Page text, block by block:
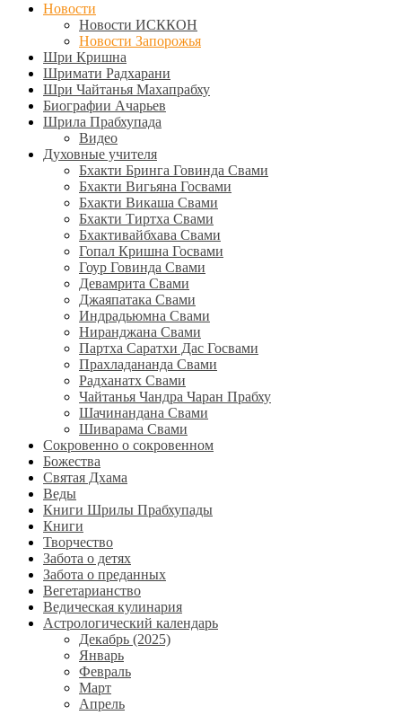
Новости
Новости ИСККОН
Новости Запорожья
Шри Кришна
Шримати Радхарани
Шри Чайтанья Махапрабху
Биографии Ачарьев
Шрила Прабхупада
Видео
Духовные учителя
Бхакти Бринга Говинда Свами
Бхакти Вигьяна Госвами
Бхакти Викаша Свами
Бхакти Тиртха Свами
Бхактивайбхава Свами
Гопал Кришна Госвами
Гоур Говинда Свами
Девамрита Свами
Джаяпатака Свами
Индрадьюмна Свами
Ниранджана Свами
Партха Саратхи Дас Госвами
Прахладананда Свами
Радханатх Свами
Чайтанья Чандра Чаран Прабху
Шачинандана Свами
Шиварама Свами
Сокровенно о сокровенном
Божества
Святая Дхама
Веды
Книги Шрилы Прабхупады
Книги
Творчество
Забота о детях
Забота о преданных
Вегетарианство
Ведическая кулинария
Астрологический календарь
Декабрь (2025)
Январь
Февраль
Март
Апрель